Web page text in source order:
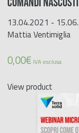
13.04.2021 -
Mattia Ventimiglia
0,00€ IVA esclusa
View product